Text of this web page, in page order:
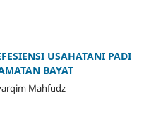
USAHATANI PADI
BAYAT
Mahfudz